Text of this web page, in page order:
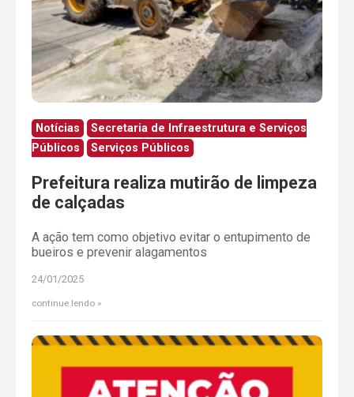
Notícias
Secretaria de Infraestrutura e Serviços
Públicos
Serviços Públicos
Prefeitura realiza mutirão de limpeza
de calçadas
A ação tem como objetivo evitar o entupimento de
bueiros e prevenir alagamentos
24/01/2025
continue lendo